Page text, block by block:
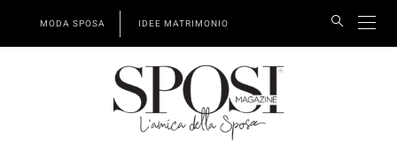
MODA SPOSA IDEE MATRIMONIO